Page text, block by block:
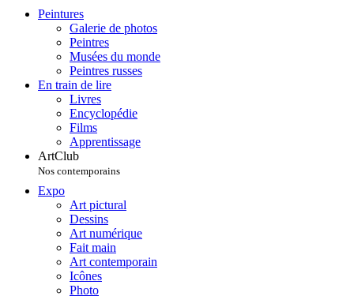
Peintures
Galerie de photos
Peintres
Musées du monde
Peintres russes
En train de lire
Livres
Encyclopédie
Films
Apprentissage
ArtClub
Nos contemporains
Expo
Art pictural
Dessins
Art numérique
Fait main
Art contemporain
Icônes
Photo